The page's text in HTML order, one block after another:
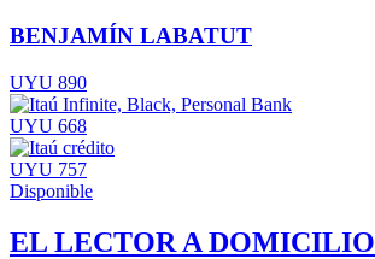
BENJAMÍN LABATUT
UYU 890
UYU 668
UYU 757
Disponible
EL LECTOR A DOMICILIO